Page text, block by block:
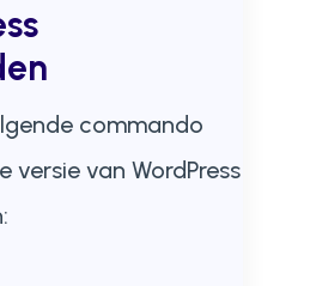
commando
versie van WordPress